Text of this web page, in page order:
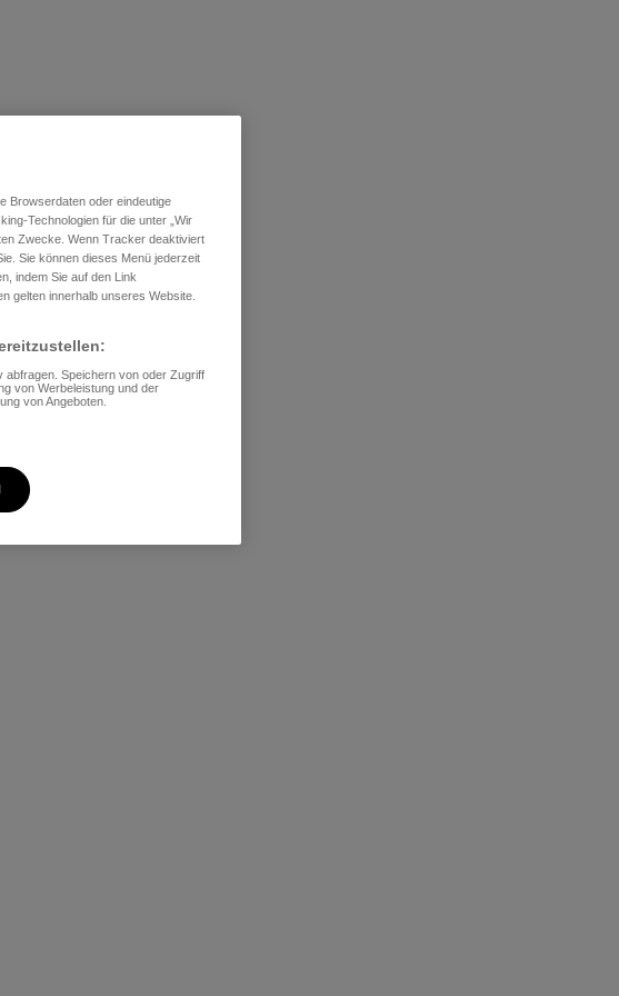
Browserdaten oder eindeutige
Technologien für die unter „Wir
Zwecke. Wenn Tracker deaktiviert
Sie können dieses Menü jederzeit
indem Sie auf den Link
gelten innerhalb unseres Website.
abfragen. Speichern von oder Zugriff
von Werbeleistung und der
von Angeboten.